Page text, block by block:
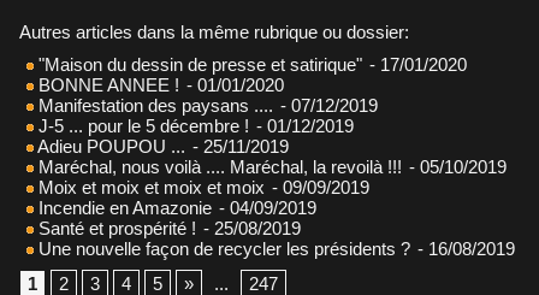
Autres articles dans la même rubrique ou dossier:
"Maison du dessin de presse et satirique" - 17/01/2020
BONNE ANNEE ! - 01/01/2020
Manifestation des paysans .... - 07/12/2019
J-5 ... pour le 5 décembre ! - 01/12/2019
Adieu POUPOU ... - 25/11/2019
Maréchal, nous voilà .... Maréchal, la revoilà !!! - 05/10/2019
Moix et moix et moix et moix - 09/09/2019
Incendie en Amazonie - 04/09/2019
Santé et prospérité ! - 25/08/2019
Une nouvelle façon de recycler les présidents ? - 16/08/2019
1
2 3 4 5 » ... 247